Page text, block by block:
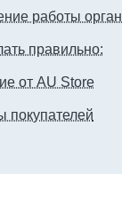
работы
правильно:
от AU Store
покупателей